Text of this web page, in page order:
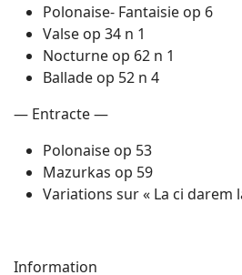
Polonaise- Fantaisie op 6
Valse op 34 n 1
Nocturne op 62 n 1
Ballade op 52 n 4
— Entracte —
Polonaise op 53
Mazurkas op 59
Variations sur « La ci darem
Information